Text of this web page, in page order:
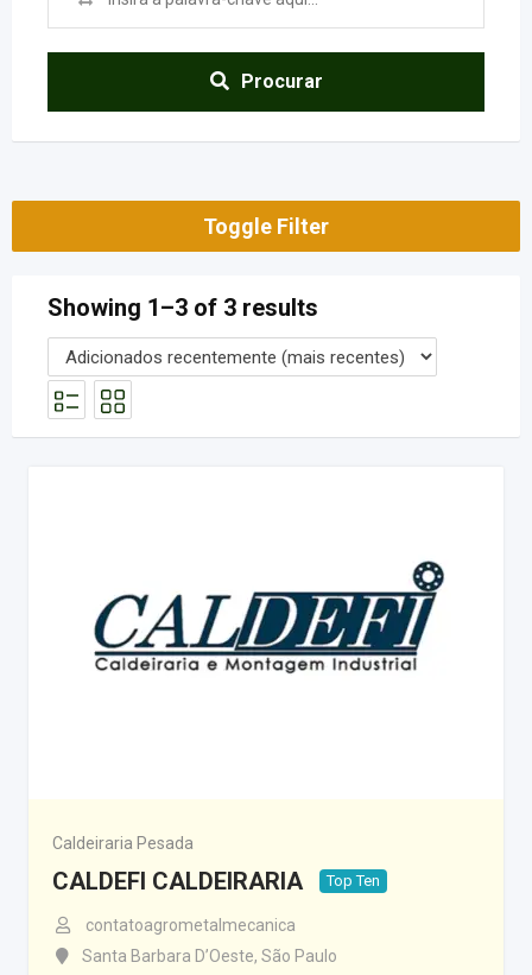
Procurar
Toggle Filter
Showing 1–3 of 3 results
Caldeiraria Pesada
CALDEFI CALDEIRARIA Top Ten
contatoagrometalmecanica
Santa Barbara D’Oeste, São Paulo